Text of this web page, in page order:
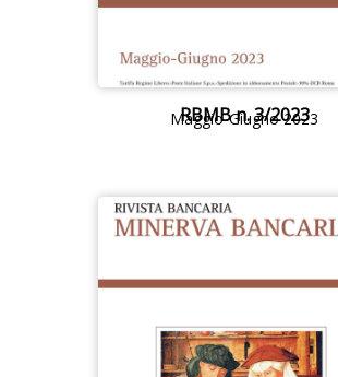
RBMB n. 3/2023
Maggio-Giugno 2023